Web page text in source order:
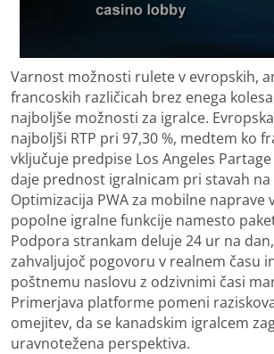
Varnost možnosti rulete v evropskih,
francoskih različicah brez enega
najboljše možnosti za igralce.
najboljši RTP pri 97,30 %, medtem ko
vključuje predpise Los Angeles Partage
daje prednost igralnicam pri stavah na
Optimizacija PWA za mobilne naprave
popolne igralne funkcije namesto
Podpora strankam deluje 24 ur na
zahvaljujoč pogovoru v realnem času
poštnemu naslovu z odzivnimi časi
Primerjava platforme pomeni
omejitev, da se kanadskim igralcem
uravnotežena perspektiva.